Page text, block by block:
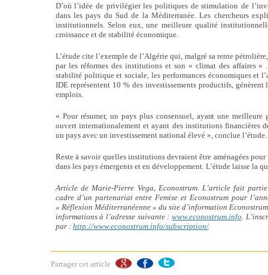
D’où l’idée de privilégier les politiques de stimulation de
dans les pays du Sud de la Méditerranée. Les chercheurs
institutionnels. Selon eux, une meilleure qualité
croissance et de stabilité économique.
L’étude cite l’exemple de l’Algérie qui, malgré sa rente
par les réformes des institutions et son « climat des affaires «
stabilité politique et sociale, les performances économiques et
IDE représentent 10 % des investissements productifs,
emplois.
« Pour résumer, un pays plus consensuel, ayant une
ouvert internationalement et ayant des institutions financières
un pays avec un investissement national élevé », conclue l’étude.
Reste à savoir quelles institutions devraient être aménagées
dans les pays émergents et en développement. L’étude laisse la
Article de Marie-Pierre Vega, Econostrum. L’article fait
cadre d’un partenariat entre Femise et Econostrum pour
« Réflexion Méditerranéenne » du site d’information
informations à l’adresse suivante : www.econostrum.info .
par : http://www.econostrum.info/subscription/
Partager cet article